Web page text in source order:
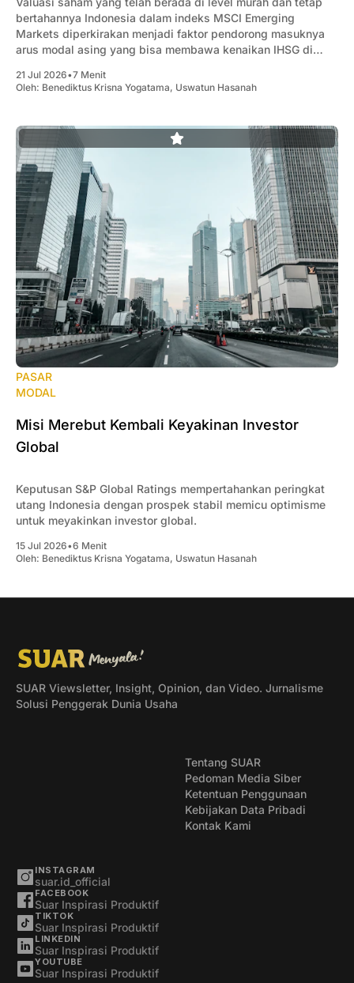
bertahannya Indonesia dalam indeks MSCI Emerging
Markets diperkirakan menjadi faktor pendorong masuknya
arus modal asing yang bisa membawa kenaikan IHSG di
21 Jul 2026•7 Menit
Oleh: Benediktus Krisna Yogatama, Uswatun Hasanah
PASAR
MODAL
Misi Merebut Kembali Keyakinan Investor
Global
Keputusan S&P Global Ratings mempertahankan peringkat
utang Indonesia dengan prospek stabil memicu optimisme
untuk meyakinkan investor global.
15 Jul 2026•6 Menit
Oleh: Benediktus Krisna Yogatama, Uswatun Hasanah
SUAR Viewsletter, Insight, Opinion, dan Video. Jurnalisme
Solusi Penggerak Dunia Usaha
Tentang SUAR
Pedoman Media Siber
Ketentuan Penggunaan
Kebijakan Data Pribadi
Kontak Kami
INSTAGRAM
suar.id_official
FACEBOOK
Suar Inspirasi Produktif
TIKTOK
Suar Inspirasi Produktif
LINKEDIN
Suar Inspirasi Produktif
YOUTUBE
Suar Inspirasi Produktif